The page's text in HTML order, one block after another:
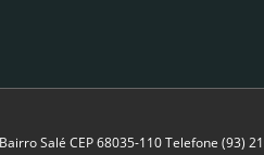
Salé CEP 68035-110 Telefone (93)